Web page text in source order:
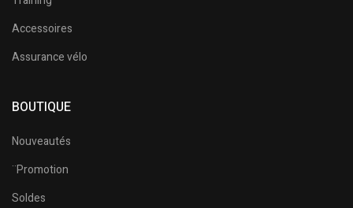
Accessoires
Assurance vélo
BOUTIQUE
Nouveautés
¨Promotion
Soldes